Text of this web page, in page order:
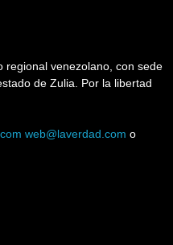
regional venezolano, con sede
de Zulia. Por la libertad
web@laverdad.com o